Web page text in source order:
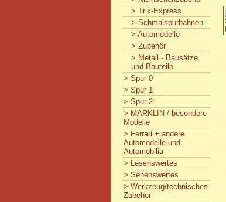
> Trix-Express
> Schmalspurbahnen
> Automodelle
> Zubehör
> Metall - Bausätze
und Bauteile
> Spur 0
> Spur 1
> Spur 2
> MÄRKLIN / besondere
Modelle
> Ferrari + andere
Automodelle und
Automobilia
> Lesenswertes
> Sehenswertes
> Werkzeug/technisches
Zubehör